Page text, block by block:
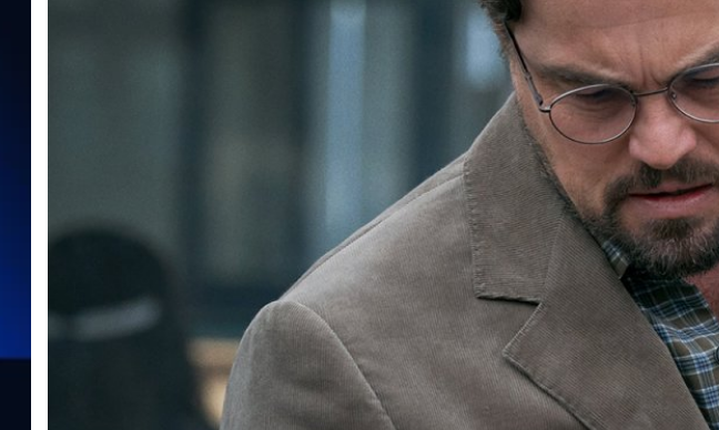
อดัม แมคเคย์ ผู้กำกับ 'Don't Look Up' (2021) เตรียมสร้างภาพยนตร์ใหม่ที่มีเนื้อหาเกี่ยวกับเหตุรุนแรงที่